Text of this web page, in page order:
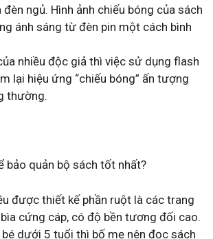
đèn ngủ. Hình ảnh chiếu bóng của sách
ánh sáng từ đèn pin một cách bình
nhiều độc giả thì việc sử dụng flash
lại hiệu ứng “chiếu bóng” ấn tượng
thường.
bảo quản bộ sách tốt nhất?
được thiết kế phần ruột là các trang
cứng cáp, có độ bền tương đối cao.
bé dưới 5 tuổi thì bố mẹ nên đọc sách